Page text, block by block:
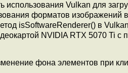
Vulkan для
форматов изображений
isSoftwareRenderer() в
NVIDIA RTX 5070 Ti с
фона элементов при